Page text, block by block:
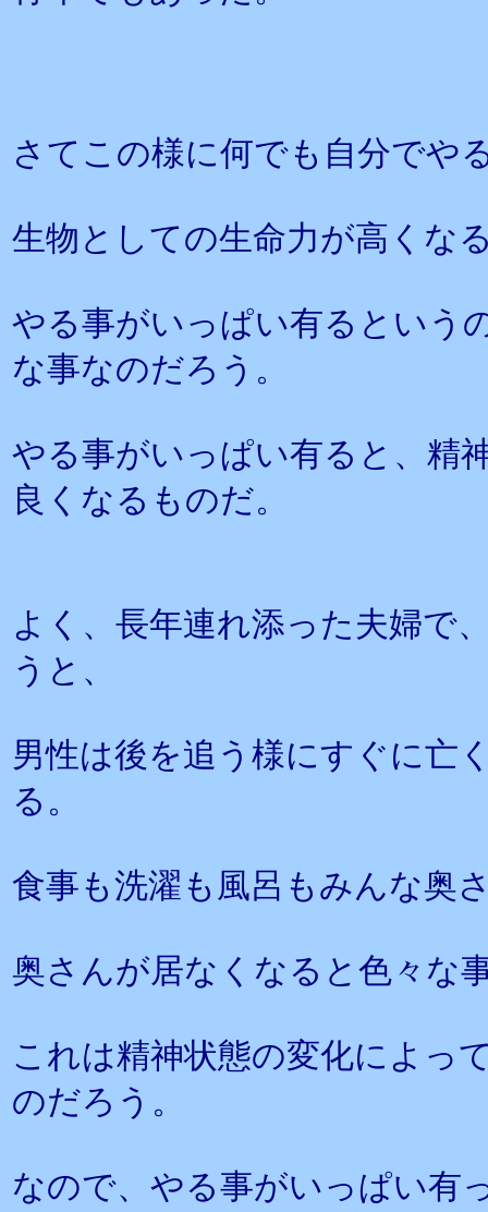
さてこの様に何でも自分でや
生物としての生命力が高くな
やる事がいっぱい有るという
な事なのだろう。
やる事がいっぱい有ると、精
良くなるものだ。
よく、長年連れ添った夫婦で
うと、
男性は後を追う様にすぐに亡
る。
食事も洗濯も風呂もみんな奥
奥さんが居なくなると色々な
これは精神状態の変化によっ
のだろう。
なので、やる事がいっぱい有